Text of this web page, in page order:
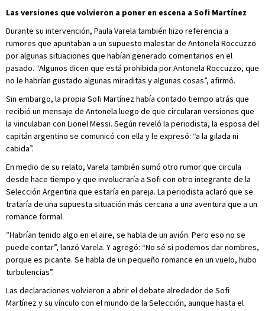
Las versiones que volvieron a poner en escena a Sofi Martínez
Durante su intervención, Paula Varela también hizo referencia a
rumores que apuntaban a un supuesto malestar de Antonela Roccuzzo
por algunas situaciones que habían generado comentarios en el
pasado. “Algunos dicen que está prohibida por Antonela Roccuzzo, que
no le habrían gustado algunas miraditas y algunas cosas”, afirmó.
Sin embargo, la propia Sofi Martínez había contado tiempo atrás que
recibió un mensaje de Antonela luego de que circularan versiones que
la vinculaban con Lionel Messi. Según reveló la periodista, la esposa del
capitán argentino se comunicó con ella y le expresó: “a la gilada ni
cabida”.
En medio de su relato, Varela también sumó otro rumor que circula
desde hace tiempo y que involucraría a Sofi con otro integrante de la
Selección Argentina que estaría en pareja. La periodista aclaró que se
trataría de una supuesta situación más cercana a una aventura que a un
romance formal.
“Habrían tenido algo en el aire, se habla de un avión. Pero eso no se
puede contar”, lanzó Varela. Y agregó: “No sé si podemos dar nombres,
porque es picante. Se habla de un pequeño romance en un vuelo, hubo
turbulencias”.
Las declaraciones volvieron a abrir el debate alrededor de Sofi
Martínez y su vínculo con el mundo de la Selección, aunque hasta el